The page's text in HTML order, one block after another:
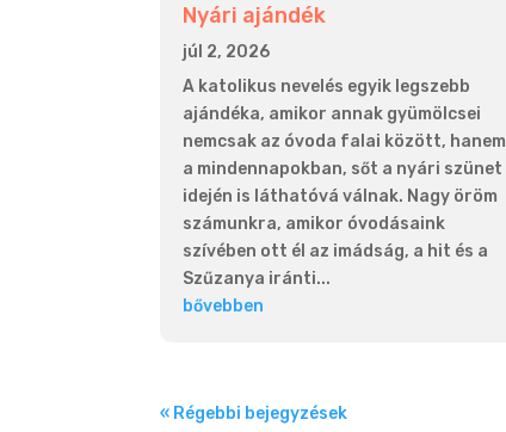
Nyári ajándék
júl 2, 2026
A katolikus nevelés egyik legszebb
ajándéka, amikor annak gyümölcsei
nemcsak az óvoda falai között, hanem
a mindennapokban, sőt a nyári szünet
idején is láthatóvá válnak. Nagy öröm
számunkra, amikor óvodásaink
szívében ott él az imádság, a hit és a
Szűzanya iránti...
bővebben
« Régebbi bejegyzések